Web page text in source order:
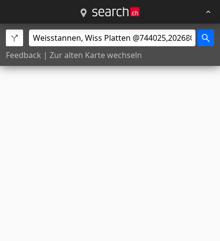
Feedback | Zur alten Karte wechseln